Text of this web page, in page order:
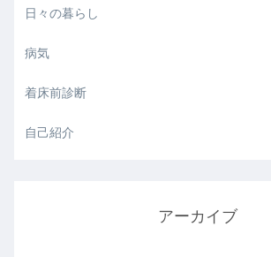
日々の暮らし
病気
着床前診断
自己紹介
アーカイブ